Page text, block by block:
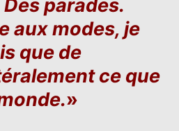
parades.
aux modes, je
que de
ce que
»